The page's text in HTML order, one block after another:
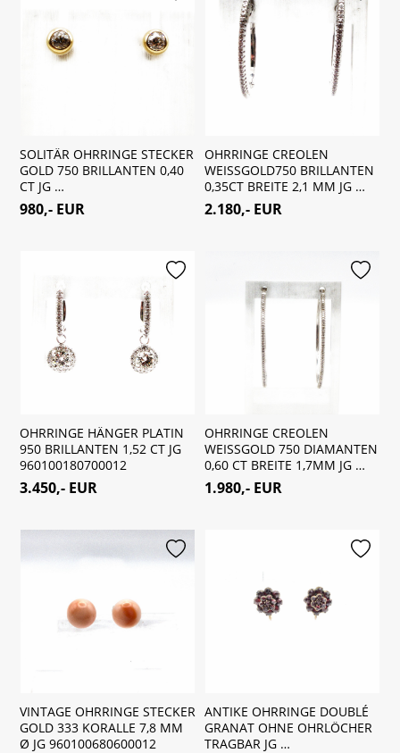
SOLITÄR OHRRINGE STECKER
GOLD 750 BRILLANTEN 0,40
CT JG …
980,- EUR
OHRRINGE CREOLEN
WEISSGOLD750 BRILLANTEN
0,35CT BREITE 2,1 MM JG …
2.180,- EUR
merken
OHRRINGE HÄNGER PLATIN
950 BRILLANTEN 1,52 CT JG
960100180700012
3.450,- EUR
merken
OHRRINGE CREOLEN
WEISSGOLD 750 DIAMANTEN
0,60 CT BREITE 1,7MM JG …
1.980,- EUR
merken
VINTAGE OHRRINGE STECKER
GOLD 333 KORALLE 7,8 MM
Ø JG 960100680600012
merken
ANTIKE OHRRINGE DOUBLÉ
GRANAT OHNE OHRLÖCHER
TRAGBAR JG …